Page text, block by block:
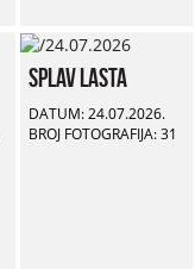
Splav Lasta
DATUM: 24.07.2026.
BROJ FOTOGRAFIJA: 31